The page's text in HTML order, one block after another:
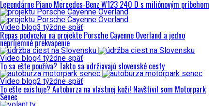
Legendárne Piano Mercedes-Benz W123 240 D s miliónovým príbehom
Video blog3 týždne späť
Repas podvozku na projekte Porsche Cayenne Overland a jedno
nepríjemné prekvapenie
Video blog4 týždne späť
To sa ešte používa? Takto sa udržiavajú slovenské cesty
Video blog2 týždne späť
To ešte existuje? Autoburza na vlastnej koži! Navštívil som Motorpark
Senec